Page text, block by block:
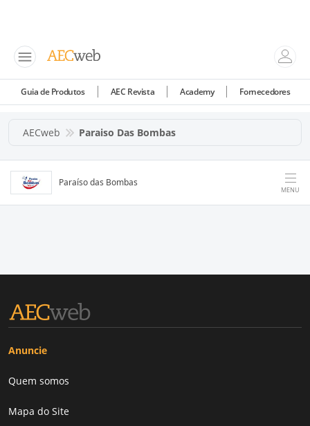
Guia de Produtos AEC Revista Academy Fornecedores
AECweb Paraiso Das Bombas
Paraíso das Bombas
MENU
Anuncie
Quem somos
Mapa do Site